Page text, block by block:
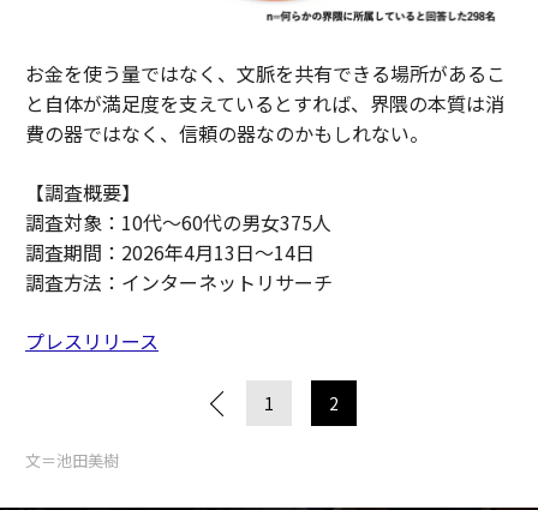
お金を使う量ではなく、文脈を共有できる場所があるこ
と自体が満足度を支えているとすれば、界隈の本質は消
費の器ではなく、信頼の器なのかもしれない。
【調査概要】
調査対象：10代〜60代の男女375人
調査期間：2026年4月13日〜14日
調査方法：インターネットリサーチ
プレスリリース
1 2
文＝池田美樹